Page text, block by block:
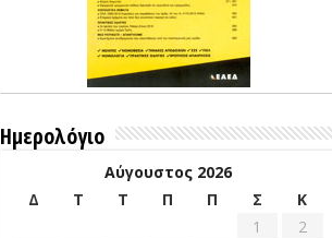
Ημερολόγιο
Αύγουστος 2026
Δ
Τ Τ Π Π Σ
Κ
1
2